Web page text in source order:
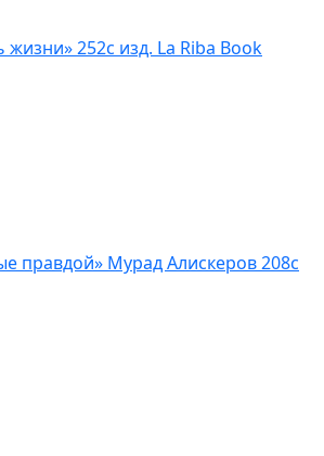
жизни» 252с изд. La Riba Book